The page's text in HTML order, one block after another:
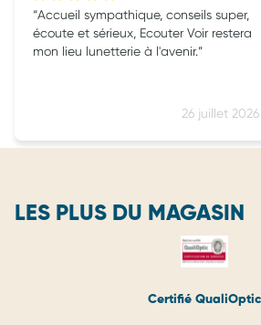
26 juillet 2026
Accueil sympathique, conseils super,
écoute et sérieux, Ecouter Voir restera
mon lieu lunetterie à l'avenir.
LES PLUS DU MAGASIN
Certifié QualiOptic